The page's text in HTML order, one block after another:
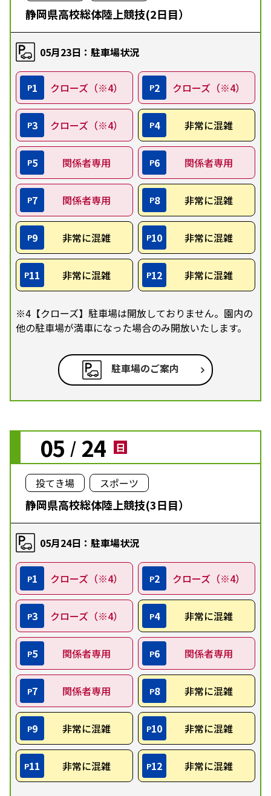
静岡県高校総体陸上競技(2日目）
05月23日：駐車場状況
P1 クローズ（※4） P2 クローズ（※4）
P3 クローズ（※4） P4 非常に混雑
P5 関係者専用 P6 関係者専用
P7 関係者専用 P8 非常に混雑
P9 非常に混雑 P10 非常に混雑
P11 非常に混雑 P12 非常に混雑
※4【クローズ】駐車場は開放しておりません。園内の
他の駐車場が満車になった場合のみ開放いたします。
駐車場のご案内
05 / 24 日
投てき場 スポーツ
静岡県高校総体陸上競技(3日目）
05月24日：駐車場状況
P1 クローズ（※4） P2 クローズ（※4）
P3 クローズ（※4） P4 非常に混雑
P5 関係者専用 P6 関係者専用
P7 関係者専用 P8 非常に混雑
P9 非常に混雑 P10 非常に混雑
P11 非常に混雑 P12 非常に混雑